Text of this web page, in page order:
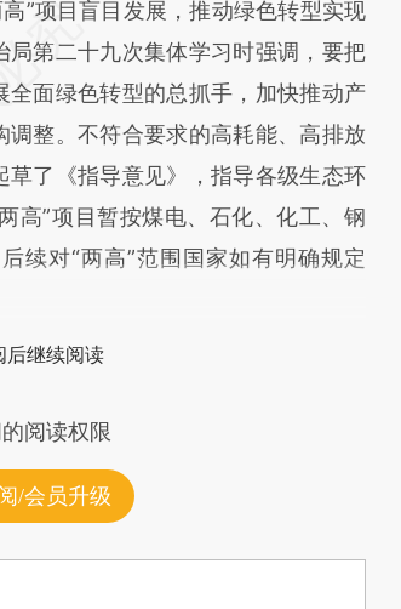
”项目盲目发展，推动绿色转型实现
第二十九次集体学习时强调，要把
面绿色转型的总抓手，加快推动产
整。不符合要求的高耗能、高排放
了《指导意见》，指导各级生态环
高”项目暂按煤电、石化、化工、钢
续对“两高”范围国家如有明确规定
后继续阅读
阅读权限
/会员升级